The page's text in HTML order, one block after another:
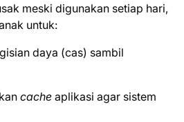
meski digunakan setiap hari,
untuk:
daya (cas) sambil
cache aplikasi agar sistem